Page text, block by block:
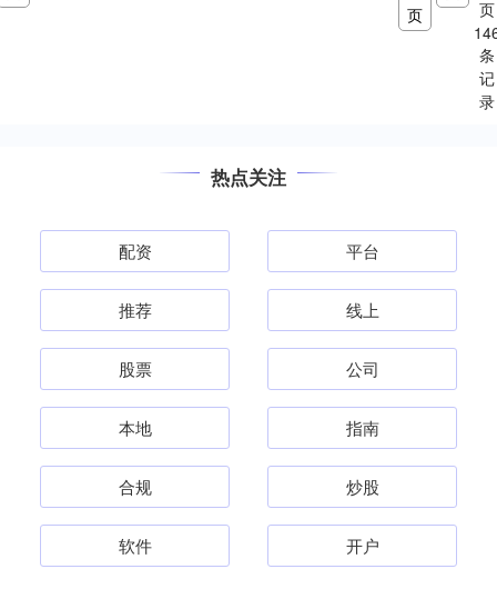
页
页
条
记
录
热点关注
配资 平台
推荐 线上
股票 公司
本地 指南
合规 炒股
软件 开户